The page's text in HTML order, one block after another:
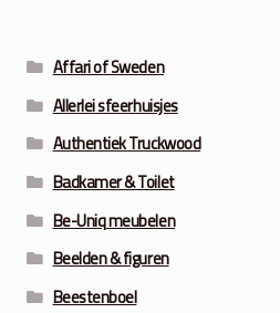
Affari of Sweden
Allerlei sfeerhuisjes
Authentiek Truckwood
Badkamer & Toilet
Be-Uniq meubelen
Beelden & figuren
Beestenboel